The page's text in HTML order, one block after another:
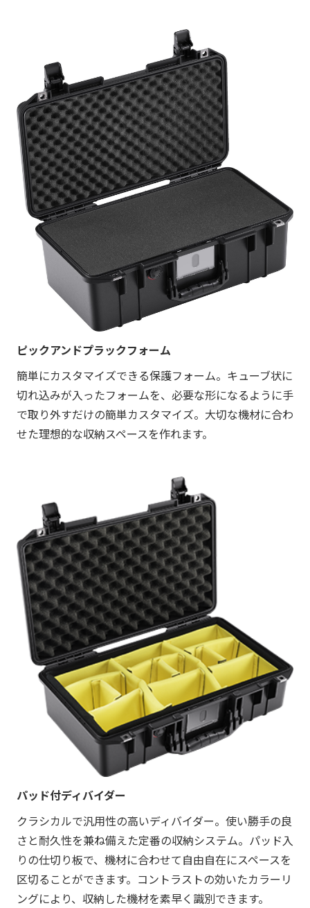
ピックアンドプラックフォーム
簡単にカスタマイズできる保護フォーム。キューブ状に
切れ込みが入ったフォームを、必要な形になるように手
で取り外すだけの簡単カスタマイズ。大切な機材に合わ
せた理想的な収納スペースを作れます。
パッド付ディバイダー
クラシカルで汎用性の高いディバイダー。使い勝手の良
さと耐久性を兼ね備えた定番の収納システム。パッド入
りの仕切り板で、機材に合わせて自由自在にスペースを
区切ることができます。コントラストの効いたカラーリ
ングにより、収納した機材を素早く識別できます。